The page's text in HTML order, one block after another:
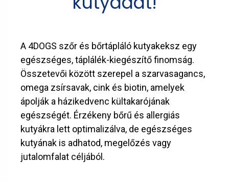
A 4DOGS szőr és bőrtápláló kutyakeksz egy
egészséges, táplálék-kiegészítő finomság.
Összetevői között szerepel a szarvasagancs,
omega zsírsavak, cink és biotin, amelyek
ápolják a házikedvenc kültakarójának
egészségét. Érzékeny bőrű és allergiás
kutyákra lett optimalizálva, de egészséges
kutyának is adhatod, megelőzés vagy
jutalomfalat céljából.